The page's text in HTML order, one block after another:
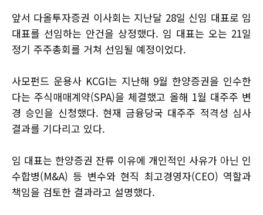
앞서 다올투자증권 이사회는 지난달 28일 신임 대표로 임
대표를 선임하는 안건을 상정했다. 임 대표는 오는 21일
정기 주주총회를 거쳐 선임될 예정이었다.
사모펀드 운용사 KCGI는 지난해 9월 한양증권을 인수한
다는 주식매매계약(SPA)을 체결했고 올해 1월 대주주 변
경 승인을 신청했다. 현재 금융당국 대주주 적격성 심사
결과를 기다리고 있다.
임 대표는 한양증권 잔류 이유에 개인적인 사유가 아닌 인
수합병(M&A) 등 변수와 현직 최고경영자(CEO) 역할과
책임을 검토한 결과라고 설명했다.